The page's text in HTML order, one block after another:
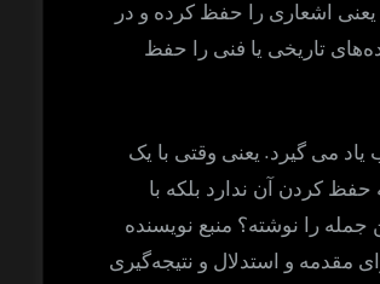
یعنی اشعاری را حفظ کرده و در
تاریخی یا فنی را حفظ
یاد می گیرد. یعنی وقتی با یک
کردن آن ندارد بلکه با
جمله را نوشته؟ منبع نویسنده
مقدمه و استدلال و نتیجه‌گیری